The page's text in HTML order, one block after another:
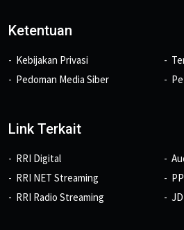
Ketentuan
Kebijakan Privasi
Pedoman Media Siber
Link Terkait
RRI Digital
RRI NET Streaming
RRI Radio Streaming